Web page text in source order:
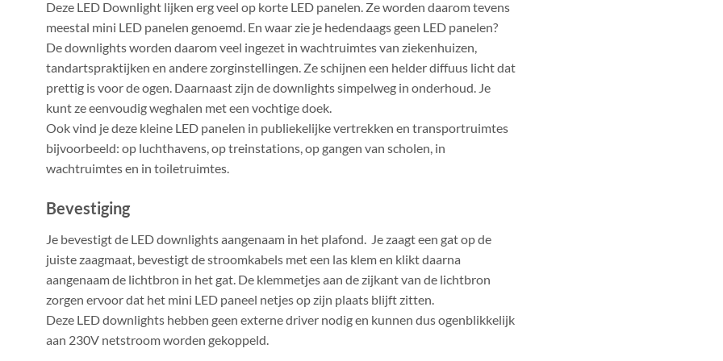
Deze LED Downlight lijken erg veel op korte LED panelen. Ze worden daarom tevens
meestal mini LED panelen genoemd. En waar zie je hedendaags geen LED panelen?
De downlights worden daarom veel ingezet in wachtruimtes van ziekenhuizen,
tandartspraktijken en andere zorginstellingen. Ze schijnen een helder diffuus licht dat
prettig is voor de ogen. Daarnaast zijn de downlights simpelweg in onderhoud. Je
kunt ze eenvoudig weghalen met een vochtige doek.
Ook vind je deze kleine LED panelen in publiekelijke vertrekken en transportruimtes
bijvoorbeeld: op luchthavens, op treinstations, op gangen van scholen, in
wachtruimtes en in toiletruimtes.
Bevestiging
Je bevestigt de LED downlights aangenaam in het plafond. Je zaagt een gat op de
juiste zaagmaat, bevestigt de stroomkabels met een las klem en klikt daarna
aangenaam de lichtbron in het gat. De klemmetjes aan de zijkant van de lichtbron
zorgen ervoor dat het mini LED paneel netjes op zijn plaats blijft zitten.
Deze LED downlights hebben geen externe driver nodig en kunnen dus ogenblikkelijk
aan 230V netstroom worden gekoppeld.